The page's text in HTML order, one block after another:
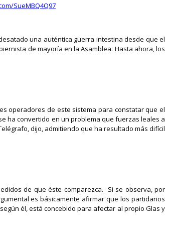
SueMBQ4Q97
una auténtica guerra intestina desde que el
de mayoría en la Asamblea. Hasta ahora, los
operadores de este sistema para constatar que el
ha convertido en un problema que fuerzas leales a
dijo, admitiendo que ha resultado más difícil
de que éste comparezca. Si se observa, por
es básicamente afirmar que los partidarios
él, está concebido para afectar al propio Glas y